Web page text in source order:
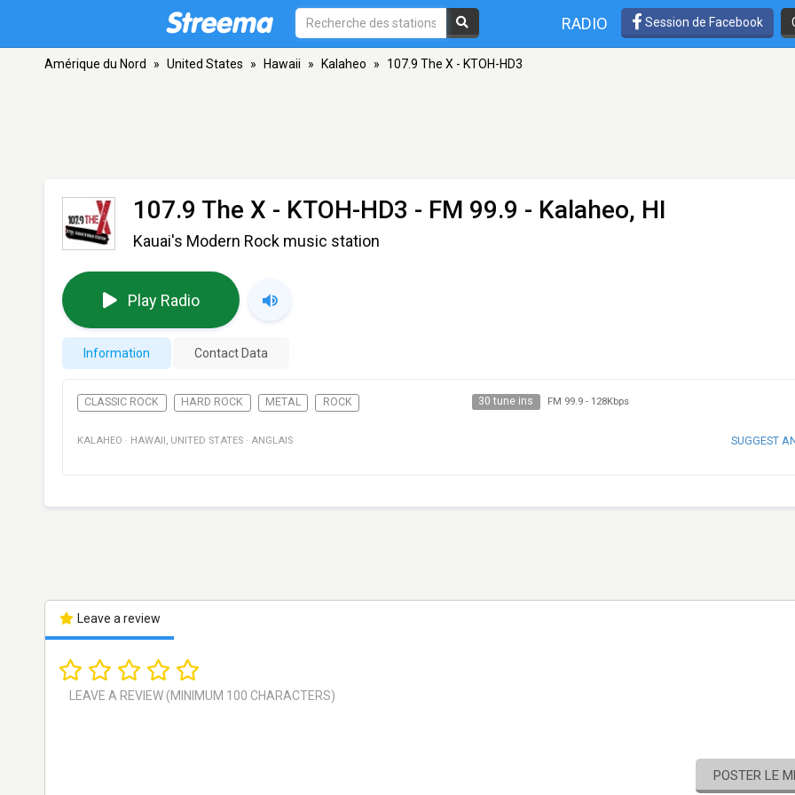
RADIO Session de Facebook
Amérique du Nord » United States » Hawaii » Kalaheo » 107.9 The X - KTOH-HD3
107.9 The X - KTOH-HD3 - FM 99.9 - Kalaheo, HI
Kauai's Modern Rock music station
Play Radio
Information Contact Data
CLASSIC ROCK HARD ROCK METAL ROCK 30 tune ins FM 99.9- 128Kbps
KALAHEO · HAWAII , UNITED STATES · ANGLAIS SUGGEST
Leave a review
POSTER LE